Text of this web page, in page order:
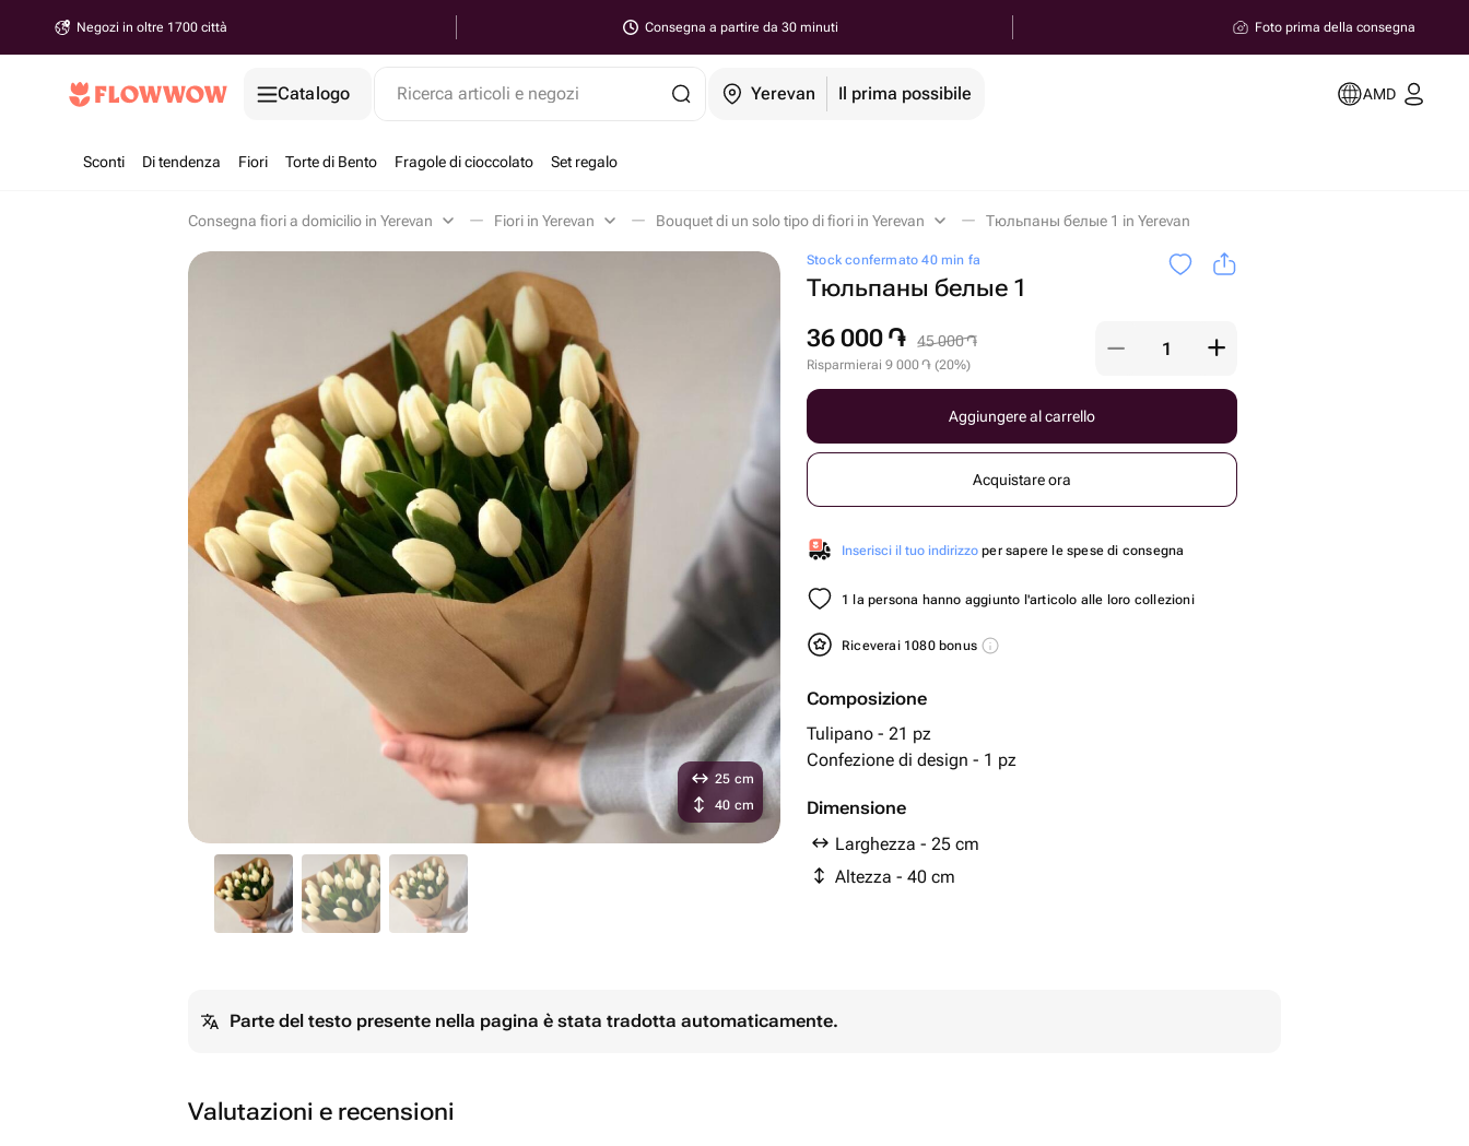
Negozi in oltre 1700 città Consegna a partire da 30 minuti Foto prima della consegna
Catalogo Ricerca articoli e negozi Yerevan Il prima possibile AMD
Sconti Di tendenza Fiori Torte di Bento Fragole di cioccolato Set regalo
Consegna fiori a domicilio in Yerevan Fiori in Yerevan Bouquet di un solo tipo di fiori in Yerevan Тюльпаны белые 1 in Yerevan
Stock confermato 40 min fa
Тюльпаны белые 1
36 000 ֏ 45 000֏
Risparmierai 9 000֏ (20%)
Aggiungere al carrello
Acquistare ora
Inserisci il tuo indirizzo per sapere le spese di consegna
1 la persona hanno aggiunto l'articolo alle loro collezioni
Riceverai 1080 bonus
Composizione
Tulipano - 21 pz
Confezione di design - 1 pz
Dimensione
Larghezza - 25 cm
Altezza - 40 cm
25 cm
40 cm
Parte del testo presente nella pagina è stata tradotta automaticamente.
Valutazioni e recensioni